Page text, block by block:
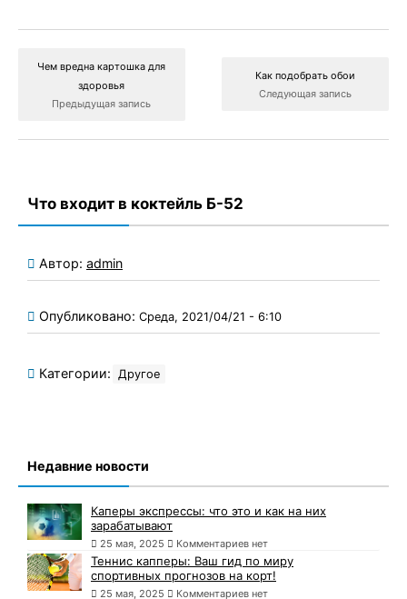
Чем вредна картошка для
здоровья
Предыдущая запись
Как подобрать обои
Следующая запись
Что входит в коктейль Б-52
Автор: admin
Опубликовано: Среда, 2021/04/21 - 6:10
Категории: Другое
Недавние новости
Каперы экспрессы: что это и как на них
зарабатывают
25 мая, 2025 Комментариев нет
Теннис капперы: Ваш гид по миру
спортивных прогнозов на корт!
25 мая, 2025 Комментариев нет